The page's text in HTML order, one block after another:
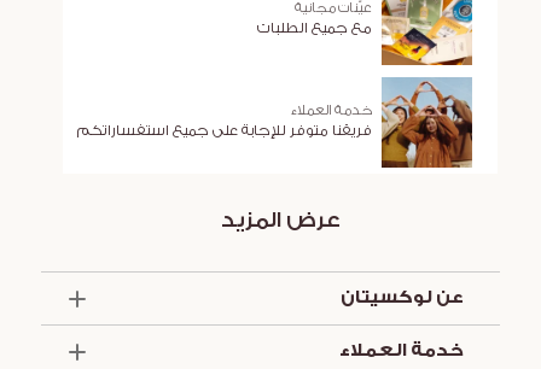
عيّنات مجانية
مع جميع الطلبات
خدمة العملاء
فريقنا متوفر للإجابة على جميع استفساراتكم
عرض المزيد
عن لوكسيتان
خدمة العملاء